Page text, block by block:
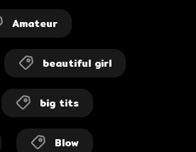
Amateur
beautiful girl
big tits
Blow